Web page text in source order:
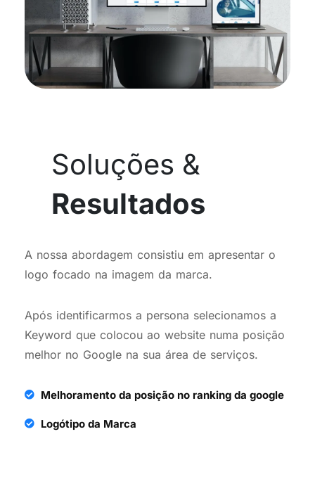
Soluções &
Resultados
A nossa abordagem consistiu em apresentar o
logo focado na imagem da marca.
Após identificarmos a persona selecionamos a
Keyword que colocou ao website numa posição
melhor no Google na sua área de serviços.
Melhoramento da posição no ranking da google
Logótipo da Marca